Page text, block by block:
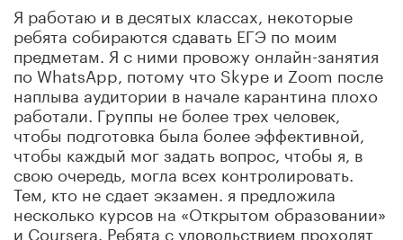
Я работаю и в десятых классах, некоторые
ребята собираются сдавать ЕГЭ по моим
предметам. Я с ними провожу онлайн-занятия
по WhatsApp, потому что Skype и Zoom после
наплыва аудитории в начале карантина плохо
работали. Группы не более трех человек,
чтобы подготовка была более эффективной,
чтобы каждый мог задать вопрос, чтобы я, в
свою очередь, могла всех контролировать.
Тем, кто не сдает экзамен. я предложила
несколько курсов на «Открытом образовании»
и Coursera. Ребята с удовольствием проходят